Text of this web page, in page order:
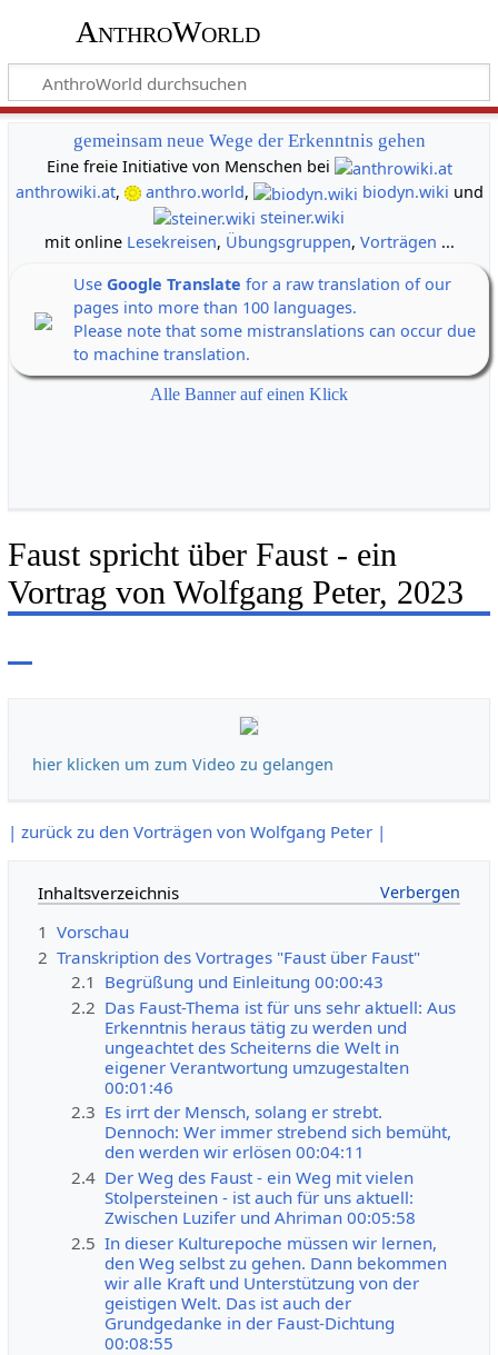
AnthroWorld
gemeinsam neue Wege der Erkenntnis gehen
Eine freie Initiative von Menschen bei
anthrowiki.at, anthro.world, biodyn.wiki und
steiner.wiki
mit online Lesekreisen, Übungsgruppen, Vorträgen ...
Use Google Translate for a raw translation of our
pages into more than 100 languages.
Please note that some mistranslations can occur due
to machine translation.
Alle Banner auf einen Klick
Faust spricht über Faust - ein
Vortrag von Wolfgang Peter, 2023
hier klicken um zum Video zu gelangen
| zurück zu den Vorträgen von Wolfgang Peter |
Inhaltsverzeichnis
1 Vorschau
2 Transkription des Vortrages "Faust über Faust"
2.1 Begrüßung und Einleitung 00:00:43
2.2 Das Faust-Thema ist für uns sehr aktuell: Aus
Erkenntnis heraus tätig zu werden und
ungeachtet des Scheiterns die Welt in
eigener Verantwortung umzugestalten
00:01:46
2.3 Es irrt der Mensch, solang er strebt.
Dennoch: Wer immer strebend sich bemüht,
den werden wir erlösen 00:04:11
2.4 Der Weg des Faust - ein Weg mit vielen
Stolpersteinen - ist auch für uns aktuell:
Zwischen Luzifer und Ahriman 00:05:58
2.5 In dieser Kulturepoche müssen wir lernen,
den Weg selbst zu gehen. Dann bekommen
wir alle Kraft und Unterstützung von der
geistigen Welt. Das ist auch der
Grundgedanke in der Faust-Dichtung
00:08:55